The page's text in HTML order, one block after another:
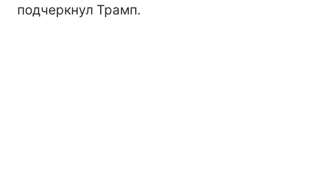
подчеркнул Трамп.